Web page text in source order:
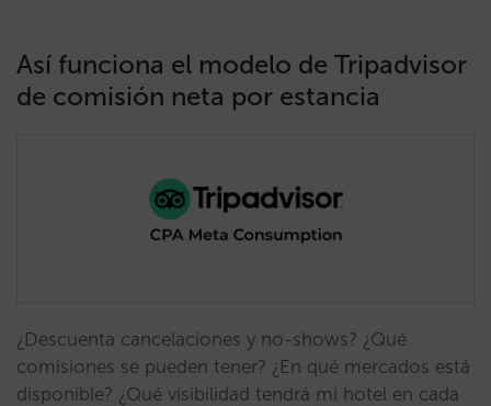
Así funciona el modelo de Tripadvisor
de comisión neta por estancia
¿Descuenta cancelaciones y no-shows? ¿Qué
comisiones se pueden tener? ¿En qué mercados está
disponible? ¿Qué visibilidad tendrá mi hotel en cada